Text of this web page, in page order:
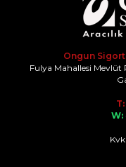
Ongun
Fulya Mahallesi Mevlüt
T:
W: